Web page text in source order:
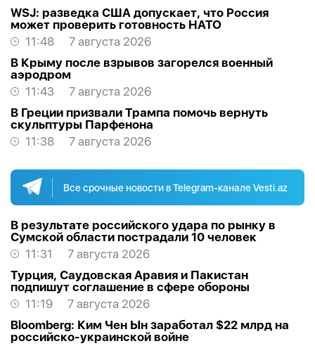
WSJ: разведка США допускает, что Россия
может проверить готовность НАТО
11:48
7 августа 2026
В Крыму после взрывов загорелся военный
аэродром
11:43
7 августа 2026
В Греции призвали Трампа помочь вернуть
скульптуры Парфенона
11:38
7 августа 2026
Все срочные новости в Telegram-канале Vesti.az
В результате российского удара по рынку в
Сумской области пострадали 10 человек
11:31
7 августа 2026
Турция, Саудовская Аравия и Пакистан
подпишут соглашение в сфере обороны
11:19
7 августа 2026
Bloomberg: Ким Чен Ын заработал $22 млрд на
российско-украинской войне